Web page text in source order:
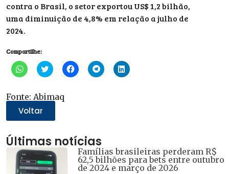
contra o Brasil, o setor exportou US$ 1,2 bilhão,
uma diminuição de 4,8% em relação a julho de
2024.
Compartilhe:
Clique
para
WhatsApp(abre
em
nova
janela)
Clique
para
Twitter(abre
em
Clique
para
Clique
para
Clique
para
Fonte: Abimaq
Voltar
Últimas notícias
Famílias brasileiras perderam R$
62,5 bilhões para bets entre outubro
de 2024 e março de 2026